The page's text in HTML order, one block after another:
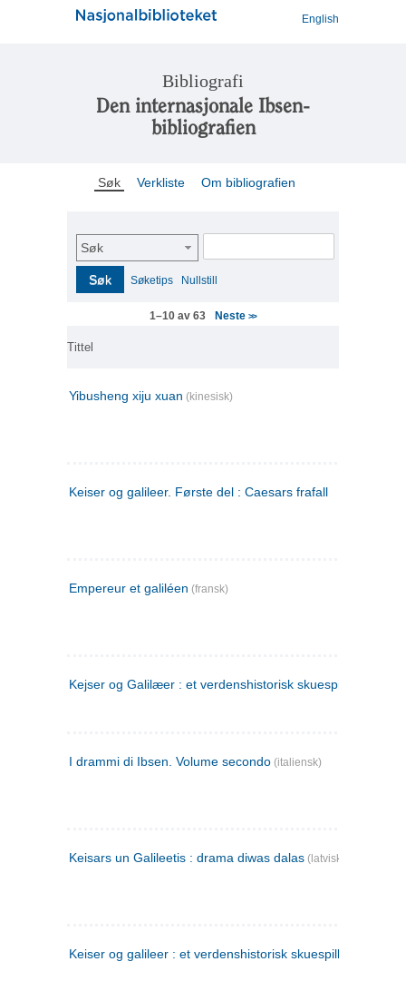
English
Bibliografi
Den internasjonale Ibsen-
bibliografien
Søk Verkliste Om bibliografien
Søk
Søk Søketips Nullstill
1–10 av 63 Neste>>
Tittel
Yibusheng xiju xuan (kinesisk)
Keiser og galileer. Første del : Caesars frafall
Empereur et galiléen (fransk)
Kejser og Galilæer : et verdenshistorisk skuespil
I drammi di Ibsen. Volume secondo (italiensk)
Keisars un Galileetis : drama diwas dalas (latvisk)
Keiser og galileer : et verdenshistorisk skuespill (1873)